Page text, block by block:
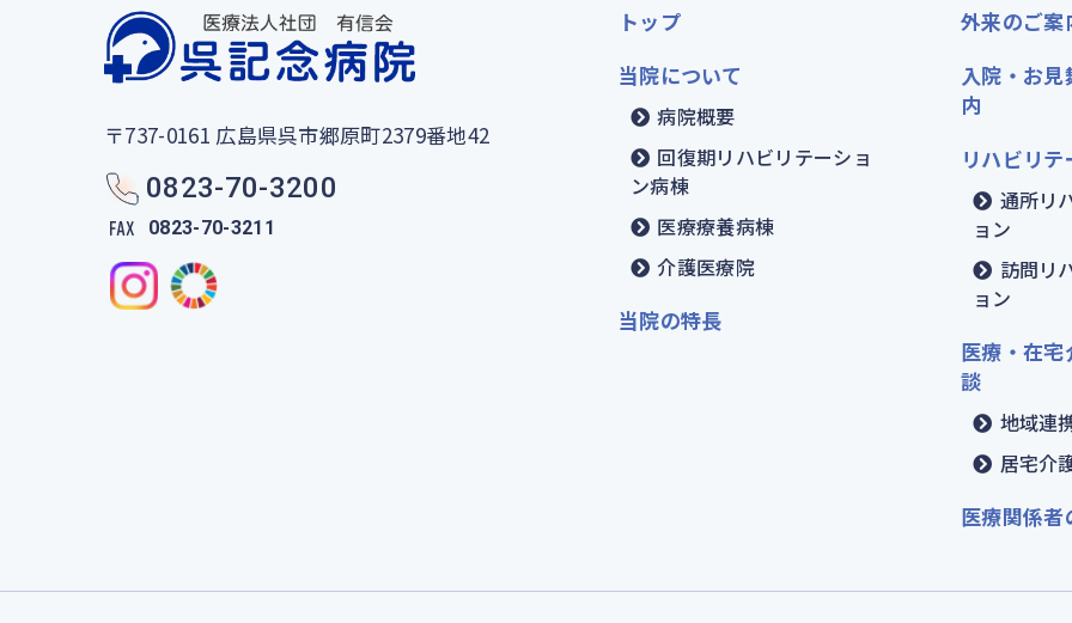
〒737-0161 広島県呉市郷原町2379番地42
0823-70-3200
0823-70-3211
トップ
当院について
病院概要
回復期リハビリテーショ
ン病棟
医療療養病棟
介護医療院
当院の特長
外来のご案
入院・お
内
リハビリ
通所リ
ョン
訪問リ
ョン
医療・在
談
地域連
居宅介
医療関係者